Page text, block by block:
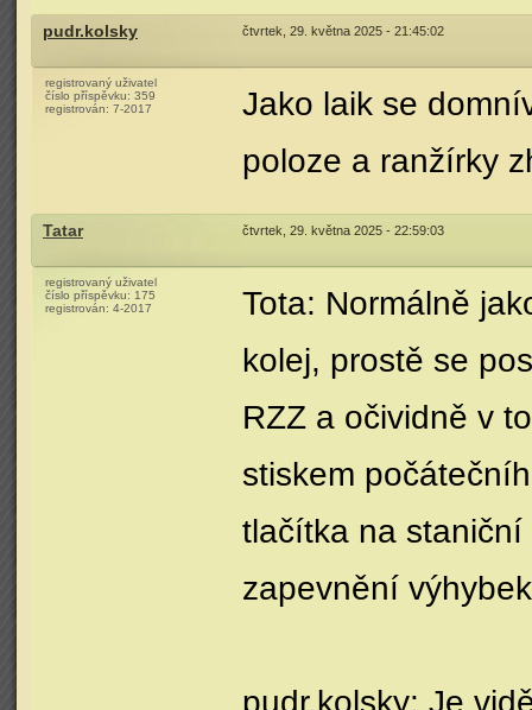
pudr.kolsky čtvrtek, 29. května 2025 - 21:45:02
registrovaný uživatel
číslo příspěvku: 359
registrován: 7-2017
Jako laik se
poloze a ranžírky
Tatar čtvrtek, 29. května 2025 - 22:59:03
registrovaný uživatel
číslo příspěvku: 175
registrován: 4-2017
Tota: Normálně
kolej, prostě se
RZZ a očividně v
stiskem
tlačítka na
zapevnění
pudr.kolsky: Je